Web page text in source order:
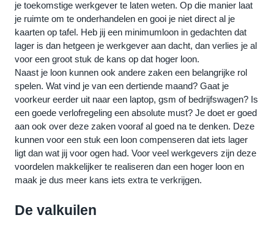
je toekomstige werkgever te laten weten. Op die manier laat
je ruimte om te onderhandelen en gooi je niet direct al je
kaarten op tafel. Heb jij een minimumloon in gedachten dat
lager is dan hetgeen je werkgever aan dacht, dan verlies je al
voor een groot stuk de kans op dat hoger loon.
Naast je loon kunnen ook andere zaken een belangrijke rol
spelen. Wat vind je van een dertiende maand? Gaat je
voorkeur eerder uit naar een laptop, gsm of bedrijfswagen? Is
een goede verlofregeling een absolute must? Je doet er goed
aan ook over deze zaken vooraf al goed na te denken. Deze
kunnen voor een stuk een loon compenseren dat iets lager
ligt dan wat jij voor ogen had. Voor veel werkgevers zijn deze
voordelen makkelijker te realiseren dan een hoger loon en
maak je dus meer kans iets extra te verkrijgen.
De valkuilen